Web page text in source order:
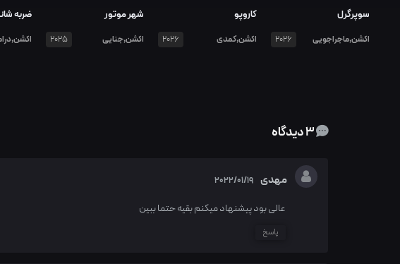
سوپرگرل
اکشن,ماجراجویی 2026
کاروپو
اکشن,کمدی 2026
شهر موتور
اکشن,جنایی 2025
ضربه
3 دیدگاه
مهدی 2022/01/19
عالی بود پیشنهاد میکنم بقیه حتما ببین
پاسخ